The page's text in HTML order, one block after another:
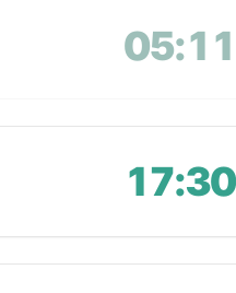
05:11
17:30